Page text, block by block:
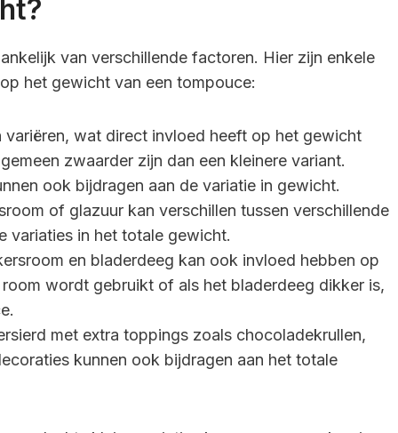
van verschillende factoren. Hier zijn enkele
het gewicht van een tompouce:
wat direct invloed heeft op het gewicht
zwaarder zijn dan een kleinere variant.
ook bijdragen aan de variatie in gewicht.
of glazuur kan verschillen tussen verschillende
variaties in het totale gewicht.
en bladerdeeg kan ook invloed hebben op
wordt gebruikt of als het bladerdeeg dikker is,
met extra toppings zoals chocoladekrullen,
kunnen ook bijdragen aan het totale